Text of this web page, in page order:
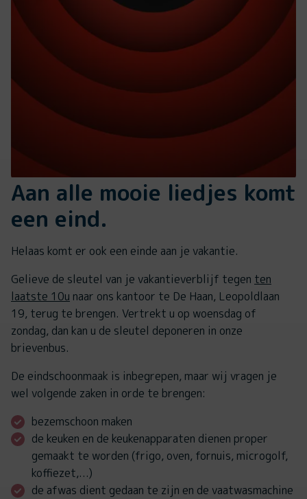
Aan alle mooie liedjes komt
een eind.
Helaas komt er ook een einde aan je vakantie.
Gelieve de sleutel van je vakantieverblijf tegen ten
laatste 10u naar ons kantoor te De Haan, Leopoldlaan
19, terug te brengen. Vertrekt u op woensdag of
zondag, dan kan u de sleutel deponeren in onze
brievenbus.
De eindschoonmaak is inbegrepen, maar wij vragen je
wel volgende zaken in orde te brengen:
bezemschoon maken
de keuken en de keukenapparaten dienen proper
gemaakt te worden (frigo, oven, fornuis, microgolf,
koffiezet,...)
de afwas dient gedaan te zijn en de vaatwasmachine